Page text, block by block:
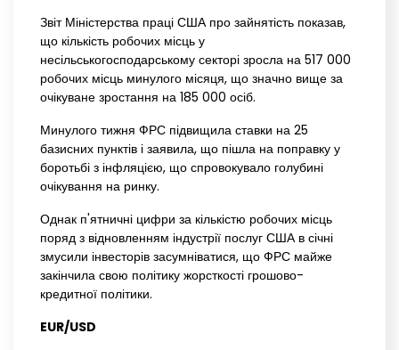
Звіт Міністерства праці США про зайнятість показав,
що кількість робочих місць у
несільськогосподарському секторі зросла на 517 000
робочих місць минулого місяця, що значно вище за
очікуване зростання на 185 000 осіб.
Минулого тижня ФРС підвищила ставки на 25
базисних пунктів і заявила, що пішла на поправку у
боротьбі з інфляцією, що спровокувало голубині
очікування на ринку.
Однак п'ятничні цифри за кількістю робочих місць
поряд з відновленням індустрії послуг США в січні
змусили інвесторів засумніватися, що ФРС майже
закінчила свою політику жорсткості грошово-
кредитної політики.
EUR/USD